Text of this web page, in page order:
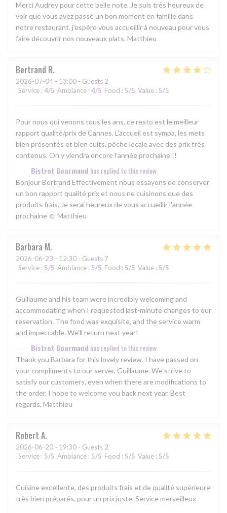
Merci Audrey pour cette belle note. Je suis très heureux de
voir que vous avez passé un bon moment en famille dans
notre restaurant. j'espère vous accueillir à nouveau pour vous
faire découvrir nos nouveaux plats. Matthieu
Bertrand R
2026-07-04 - 13:00 - Guests 2
Service : 4/5 Ambiance : 4/5 Food : 5/5 Value : 5/5
Pour nous qui venons tous les ans, ce resto est le meilleur
rapport qualité/prix de Cannes. L'accueil est sympa, les mets
bien présentés et bien cuits, pêche locale avec des prix très
contenus. On y viendra encore l'année prochaine !!
Bistrot Gourmand has replied to this review
Bonjour Bertrand Effectivement nous essayons de conserver
un bon rapport qualité prix et nous ne cuisinons que des
produits frais. Je serai heureux de vous accueillir l'année
prochaine ☺ Matthieu
Barbara M
2026-06-23 - 12:30 - Guests 7
Service : 5/5 Ambiance : 5/5 Food : 5/5 Value : 5/5
Guillaume and his team were incredibly welcoming and
accommodating when I requested last-minute changes to our
reservation. The food was exquisite, and the service warm
and impeccable. We'll return next year!
Bistrot Gourmand has replied to this review
Thank you Barbara for this lovely review. I have passed on
your compliments to our server, Guillaume. We strive to
satisfy our customers, even when there are modifications to
the order. I hope to welcome you back next year. Best
regards, Matthieu
Robert A
2026-06-20 - 19:30 - Guests 2
Service : 5/5 Ambiance : 5/5 Food : 5/5 Value : 5/5
Cuisine excellente, des produits frais et de qualité supérieure
très bien préparés, pour un prix juste. Service merveilleux